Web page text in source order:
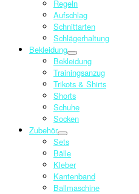
Regeln
Aufschlag
Schnittarten
Schlägerhaltung
Bekleidung
Bekleidung
Trainingsanzug
Trikots & Shirts
Shorts
Schuhe
Socken
Zubehör
Sets
Bälle
Kleber
Kantenband
Ballmaschine